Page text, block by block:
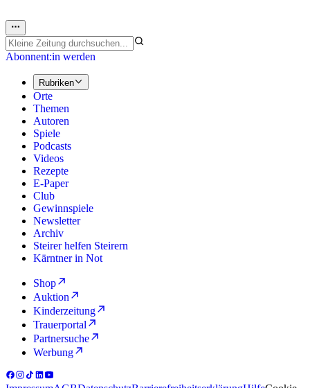
Abonnent:in werden
Rubriken
Orte
Themen
Autoren
Spiele
Podcasts
Videos
Rezepte
E-Paper
Club
Gewinnspiele
Newsletter
Archiv
Steirer helfen Steirern
Kärntner in Not
Shop
Auktion
Kinderzeitung
Trauerportal
Partnersuche
Werbung